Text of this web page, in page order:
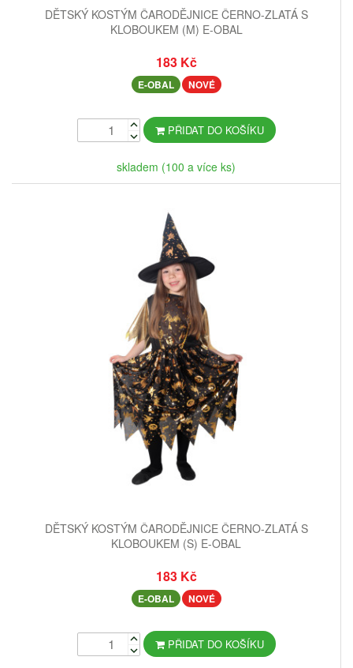
DĚTSKÝ KOSTÝM ČARODĚJNICE ČERNO-ZLATÁ S
KLOBOUKEM (M) E-OBAL
183 Kč
E-OBAL NOVÉ
PŘIDAT DO KOŠÍKU
skladem (100 a více ks)
DĚTSKÝ KOSTÝM ČARODĚJNICE ČERNO-ZLATÁ S
KLOBOUKEM (S) E-OBAL
183 Kč
E-OBAL NOVÉ
PŘIDAT DO KOŠÍKU